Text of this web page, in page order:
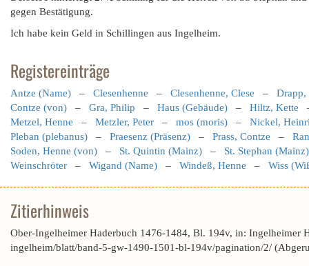
gegen Bestätigung.
Ich habe kein Geld in Schillingen aus Ingelheim.
Registereinträge
Antze (Name) – Clesenhenne – Clesenhenne, Clese – Drapp,
Contze (von) – Gra, Philip – Haus (Gebäude) – Hiltz, Kette
Metzel, Henne – Metzler, Peter – mos (moris) – Nickel,
Pleban (plebanus) – Praesenz (Präsenz) – Prass, Contze –
Soden, Henne (von) – St. Quintin (Mainz) – St. Stephan (Mainz)
Weinschröter – Wigand (Name) – Windeß, Henne – Wiss
Zitierhinweis
Ober-Ingelheimer Haderbuch 1476-1484, Bl. 194v, in: Ingelheimer
ingelheim/blatt/band-5-gw-1490-1501-bl-194v/pagination/2/